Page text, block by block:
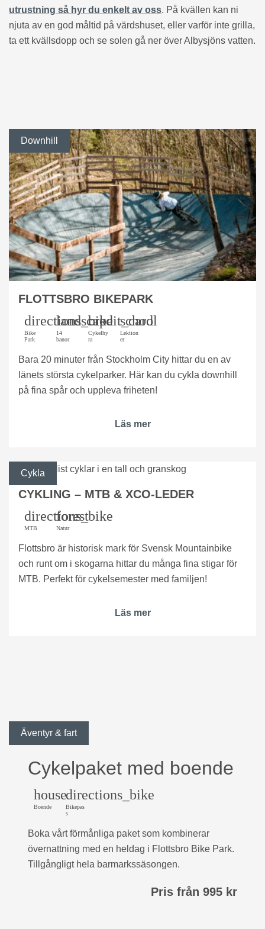
utrustning så hyr du enkelt av oss. På kvällen kan ni
njuta av en god måltid på värdshuset, eller varför inte grilla,
ta ett kvällsdopp och se solen gå ner över Albysjöns vatten.
Downhill
FLOTTSBRO BIKEPARK
directions_bike
Bike
Park
landscape
14
banor
credit_card
Cykelhy
ra
school
Lektion
er
Bara 20 minuter från Stockholm City hittar du en av
länets största cykelparker. Här kan du cykla downhill
på fina spår och uppleva friheten!
Läs mer
Cykla
CYKLING – MTB & XCO-LEDER
directions_bike
MTB
forest
Natur
Flottsbro är historisk mark för Svensk Mountainbike
och runt om i skogarna hittar du många fina stigar för
MTB. Perfekt för cykelsemester med familjen!
Läs mer
Äventyr & fart
Cykelpaket med boende
house
Boende
directions_bike
Bikepas
s
Boka vårt förmånliga paket som kombinerar
övernattning med en heldag i Flottsbro Bike Park.
Tillgångligt hela barmarkssäsongen.
Pris från 995 kr